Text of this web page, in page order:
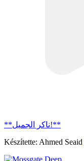
**ناكر الجميل!**
Készítette: Ahmed Seaid